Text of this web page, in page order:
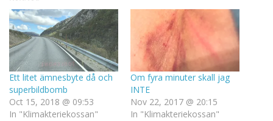
Ett litet ämnesbyte då och
superbildbomb
Oct 15, 2018 @ 09:53
In "Klimakteriekossan"
Om fyra minuter skall jag
INTE
Nov 22, 2017 @ 20:15
In "Klimakteriekossan"